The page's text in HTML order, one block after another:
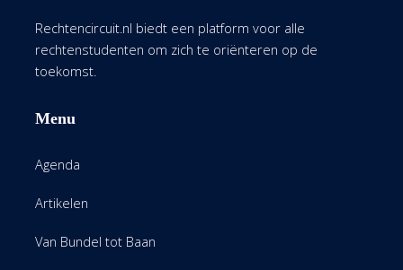
Rechtencircuit.nl biedt een platform voor alle
rechtenstudenten om zich te oriënteren op de
toekomst.
Menu
Agenda
Artikelen
Van Bundel tot Baan